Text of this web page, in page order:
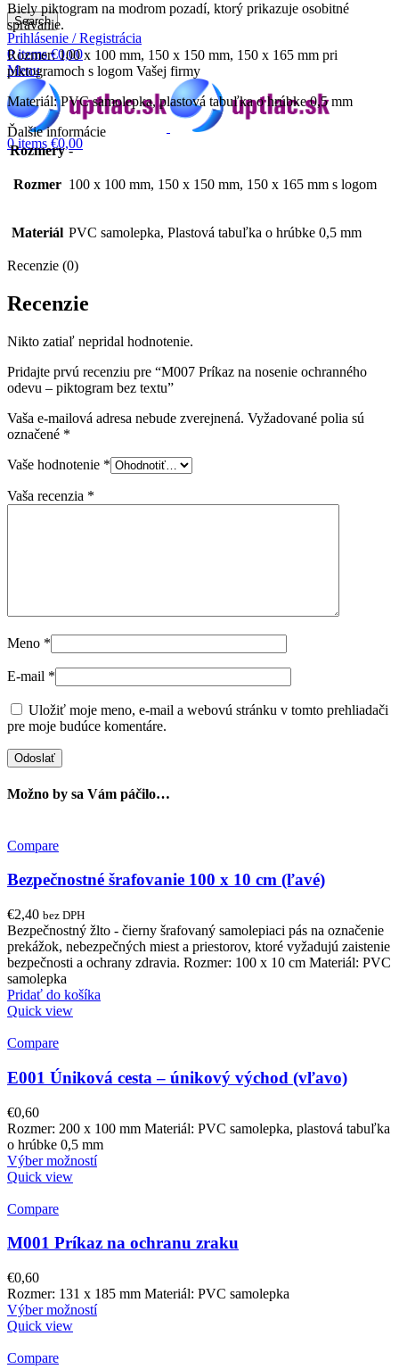
Search
Prihlásenie / Registrácia
0items €0,00
Menu
0items €0,00
Biely piktogram na modrom pozadí, ktorý prikazuje osobitné
správanie.
Rozmer: 100 x 100 mm, 150 x 150 mm, 150 x 165 mm pri
piktogramoch s logom Vašej firmy
Materiál: PVC samolepka, plastová tabuľka o hrúbke 0,5 mm
Ďalšie informácie
Rozmery -
Rozmer 100 x 100 mm, 150 x 150 mm, 150 x 165 mm s logom
Materiál PVC samolepka, Plastová tabuľka o hrúbke 0,5 mm
Recenzie (0)
Recenzie
Nikto zatiaľ nepridal hodnotenie.
Pridajte prvú recenziu pre “M007 Príkaz na nosenie ochranného
odevu – piktogram bez textu”
Vaša e-mailová adresa nebude zverejnená. Vyžadované polia sú
označené *
Vaše hodnotenie *
Vaša recenzia *
Meno *
E-mail *
Uložiť moje meno, e-mail a webovú stránku v tomto prehliadači
pre moje budúce komentáre.
Možno by sa Vám páčilo…
Compare
Bezpečnostné šrafovanie 100 x 10 cm (ľavé)
€2,40 bez DPH
Bezpečnostný žlto - čierny šrafovaný samolepiaci pás na označenie
prekážok, nebezpečných miest a priestorov, ktoré vyžadujú zaistenie
bezpečnosti a ochrany zdravia. Rozmer: 100 x 10 cm Materiál: PVC
samolepka
Pridať do košíka
Quick view
Compare
E001 Úniková cesta – únikový východ (vľavo)
€0,60
Rozmer: 200 x 100 mm Materiál: PVC samolepka, plastová tabuľka
o hrúbke 0,5 mm
Výber možností
Quick view
Compare
M001 Príkaz na ochranu zraku
€0,60
Rozmer: 131 x 185 mm Materiál: PVC samolepka
Výber možností
Quick view
Compare